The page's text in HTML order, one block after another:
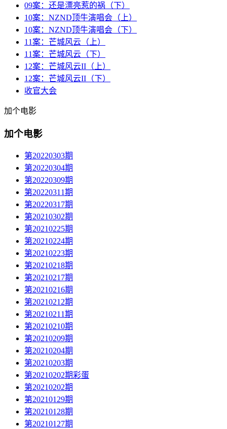
09案：还是漂亮惹的祸（下）
10案：NZND顶牛演唱会（上）
10案：NZND顶牛演唱会（下）
11案：芒城风云（上）
11案：芒城风云（下）
12案：芒城风云II（上）
12案：芒城风云II（下）
收官大会
加个电影
加个电影
第20220303期
第20220304期
第20220309期
第20220311期
第20220317期
第20210302期
第20210225期
第20210224期
第20210223期
第20210218期
第20210217期
第20210216期
第20210212期
第20210211期
第20210210期
第20210209期
第20210204期
第20210203期
第20210202期彩蛋
第20210202期
第20210129期
第20210128期
第20210127期